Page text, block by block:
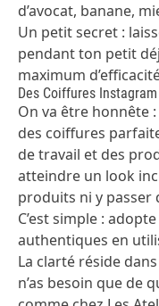
d’avocat, banane,
Un petit secret :
pendant ton petit
maximum
Des Coiffures
On va être honnête
des coiffures
de travail et des
atteindre un look
produits ni y passer
C’est simple :
authentiques en
La clarté réside
n’as besoin que de